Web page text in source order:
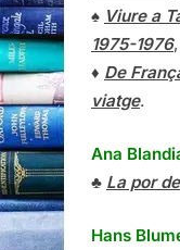
♠ Viure a
1975-1976
♦ De
viatge.
Ana
♣ La por
Hans